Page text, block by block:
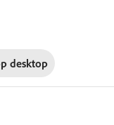
desktop